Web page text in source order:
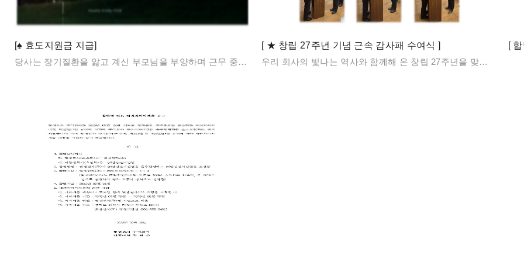
[♠ 효도지원금 지급]
당사는 장기질환을 앓고 계신 부모님을 부양하며 근무 중인 직원들의 경제적·정서적 부담을 덜어드리고, 회사의 위로와 응원의 마음을 전하고자 효도지원금을 지급하였습니다.
[ ★ 창립 27주년 기념 근속 감사패 수여식 ]
우리 회사의 빛나는 역사와 함께해 온 창립 27주년을 맞이하여, 회사 발전에 헌신해 오신 장기근속자 세 분께 감사의 마음을 전하는 감사패 수여식을 2025년 11월 03일 진행하였습니다. 광통신 사업부의 김종남 이사, 김은호 부장, 오동준 차장 세 분은 지난 20년간 한결같은 열정과 헌신으로 회사의 성장에 결정적인 기여를 해오셨습니다.특히 어려운 순간에도 굳건히 자리를 지키며 모든 임직원의 귀감이 되어주신 노고에 진심으로 감사드립니다. 이날 행사를 통해 회사는 세 분의 공로에 깊이 감사드리며, 감사의 마음을 담아 감사패 및 금일봉을 증정하였습니다. 다시 한번 장기근속의 영예를 안으신 김종남 이사, 김은호 부장, 오동준 차장께 축하의 인사를 전하며, 앞으로도 변함없이 건강과 행운이 함께하시기를 모든 임직원과 함께 기원합니다. 감사합니다.
[